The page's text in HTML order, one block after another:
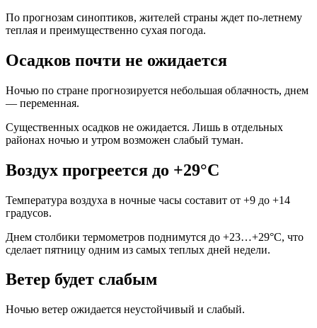
По прогнозам синоптиков, жителей страны ждет по-летнему
теплая и преимущественно сухая погода.
Осадков почти не ожидается
Ночью по стране прогнозируется небольшая облачность, днем
— переменная.
Существенных осадков не ожидается. Лишь в отдельных
районах ночью и утром возможен слабый туман.
Воздух прогреется до +29°С
Температура воздуха в ночные часы составит от +9 до +14
градусов.
Днем столбики термометров поднимутся до +23…+29°С, что
сделает пятницу одним из самых теплых дней недели.
Ветер будет слабым
Ночью ветер ожидается неустойчивый и слабый.